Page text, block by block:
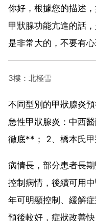
你好，根據您的描述
甲狀腺功能亢進的話
是非常大的，不要有心
3樓：北極雪
不同型別的甲狀腺炎
急性甲狀腺炎：中西
徹底**； 2、橋本氏甲
病情長，部分患者長
控制病情，後續可用
年可明顯控制、緩解
預後較好，症狀改善